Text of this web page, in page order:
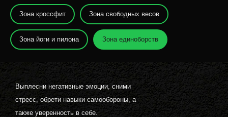
Зона кроссфит Зона свободных весов
Зона йоги и пилона Зона единоборств
Выплесни негативные эмоции, сними
стресс, обрети навыки самообороны, а
также уверенность в себе.